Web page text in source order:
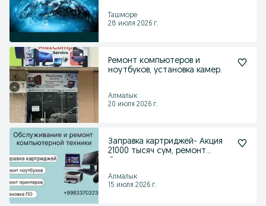
Ташморе
28 июля 2026 г.
Ремонт компьютеров и
ноутбуков, установка камер.
Алмалык
20 июля 2026 г.
Заправка картриджей- Акция
21000 тысяч сум, ремонт
Алмалык
15 июля 2026 г.